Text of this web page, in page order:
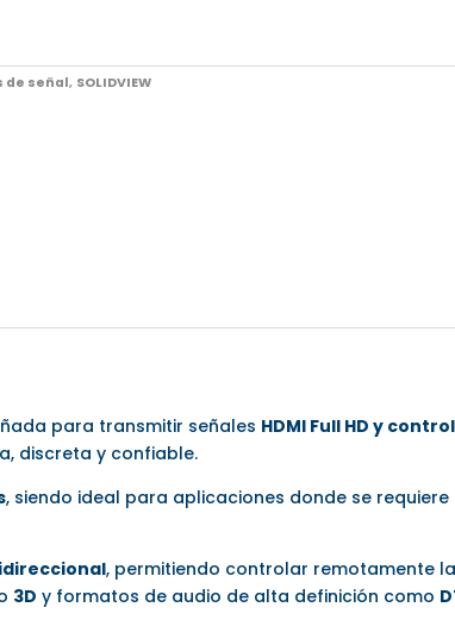
de señal, SOLIDVIEW
para transmitir señales HDMI Full HD y control
discreta y confiable.
, siendo ideal para aplicaciones donde se requiere
, permitiendo controlar remotamente
3D y formatos de audio de alta definición como